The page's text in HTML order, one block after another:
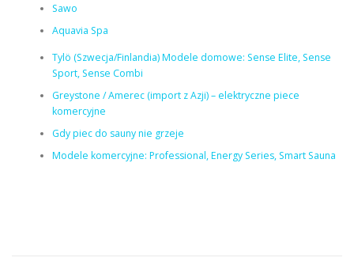
Sawo
Aquavia Spa
Tylö (Szwecja/Finlandia) Modele domowe: Sense Elite, Sense
Sport, Sense Combi
Greystone / Amerec (import z Azji) – elektryczne piece
komercyjne
Gdy piec do sauny nie grzeje
Modele komercyjne: Professional, Energy Series, Smart Sauna